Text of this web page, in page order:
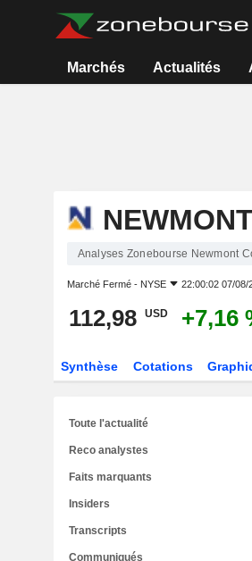
Marchés Actualités
Analyses Zonebourse Newmont
Marché Fermé - NYSE 22:00:02 07/08/
112,98 USD +7,16
Synthèse Cotations
Toute l'actualité
Reco analystes
Faits marquants
Insiders
Transcripts
Communiqués